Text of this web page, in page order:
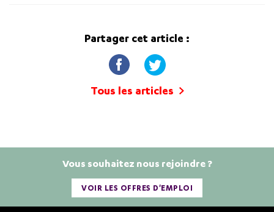
Partager cet article :
Tous les articles
Vous souhaitez nous rejoindre ?
VOIR LES OFFRES D'EMPLOI